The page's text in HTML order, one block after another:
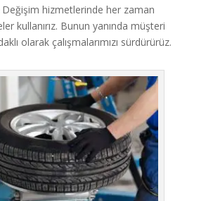
hizmetlerinde her zaman
kullanırız. Bunun yanında müşteri
olarak çalışmalarımızı sürdürürüz.